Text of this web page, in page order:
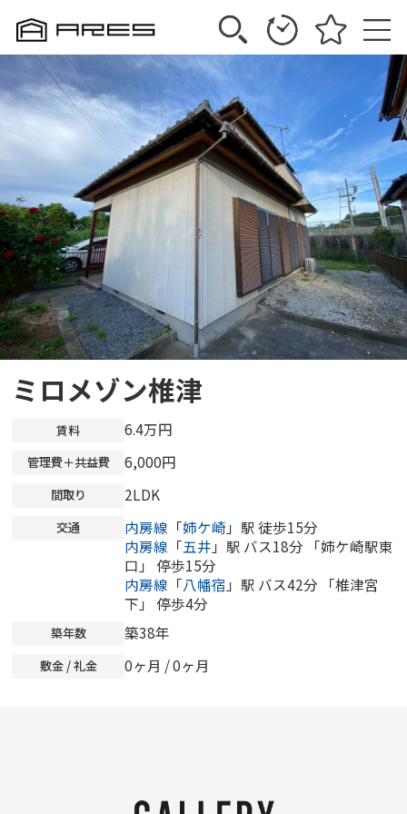
ミロメゾン椎津
賃料 6.4万円
管理費＋共益費 6,000円
間取り 2LDK
交通 内房線 「姉ケ崎 」駅 徒歩15分
内房線 「五井 」駅 バス18分 「姉ケ崎駅東
口」 停歩15分
内房線 「八幡宿 」駅 バス42分 「椎津宮
下」 停歩4分
築年数 築38年
敷金 / 礼金 0ヶ月 /0ヶ月